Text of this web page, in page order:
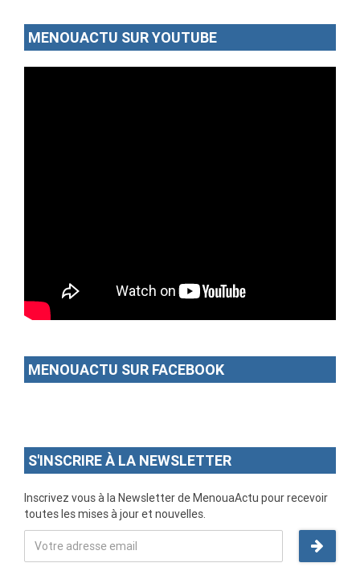
MENOUACTU SUR YOUTUBE
MENOUACTU SUR FACEBOOK
S'INSCRIRE À LA NEWSLETTER
Inscrivez vous à la Newsletter de MenouaActu pour recevoir
toutes les mises à jour et nouvelles.